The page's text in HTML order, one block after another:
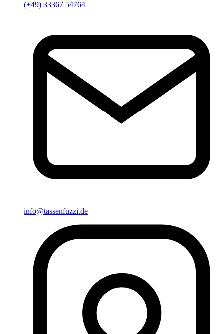
(+49) 33367 54764
info@tassenfuzzi.de